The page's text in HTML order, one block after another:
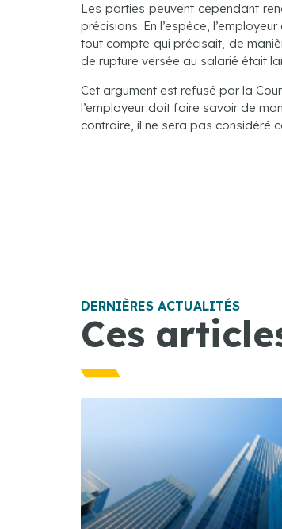
Les parties peuvent cependant
précisions. En l’espèce,
tout compte qui précisait, de
de rupture versée au salarié était
Cet argument est refusé par la
l’employeur doit faire savoir de
contraire, il ne sera pas considéré
DERNIÈRES ACTUALITÉS
Ces